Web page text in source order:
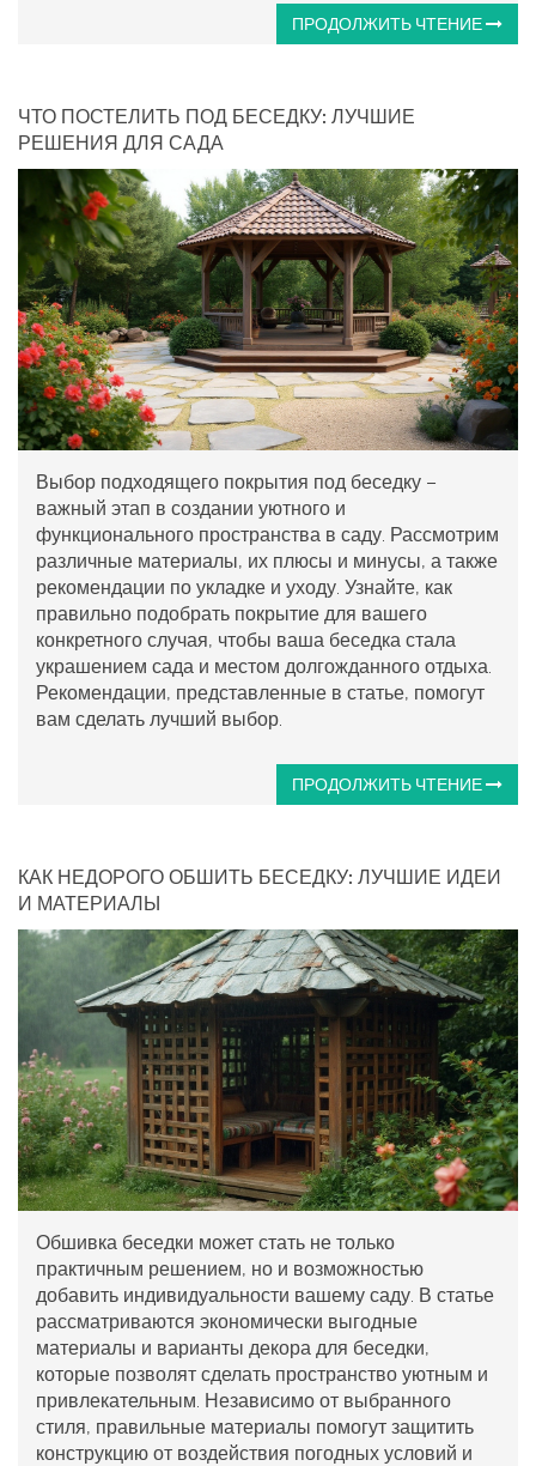
ПРОДОЛЖИТЬ ЧТЕНИЕ
ЧТО ПОСТЕЛИТЬ ПОД БЕСЕДКУ: ЛУЧШИЕ
РЕШЕНИЯ ДЛЯ САДА
Выбор подходящего покрытия под беседку –
важный этап в создании уютного и
функционального пространства в саду. Рассмотрим
различные материалы, их плюсы и минусы, а также
рекомендации по укладке и уходу. Узнайте, как
правильно подобрать покрытие для вашего
конкретного случая, чтобы ваша беседка стала
украшением сада и местом долгожданного отдыха.
Рекомендации, представленные в статье, помогут
вам сделать лучший выбор.
ПРОДОЛЖИТЬ ЧТЕНИЕ
КАК НЕДОРОГО ОБШИТЬ БЕСЕДКУ: ЛУЧШИЕ ИДЕИ
И МАТЕРИАЛЫ
Обшивка беседки может стать не только
практичным решением, но и возможностью
добавить индивидуальности вашему саду. В статье
рассматриваются экономически выгодные
материалы и варианты декора для беседки,
которые позволят сделать пространство уютным и
привлекательным. Независимо от выбранного
стиля, правильные материалы помогут защитить
конструкцию от воздействия погодных условий и